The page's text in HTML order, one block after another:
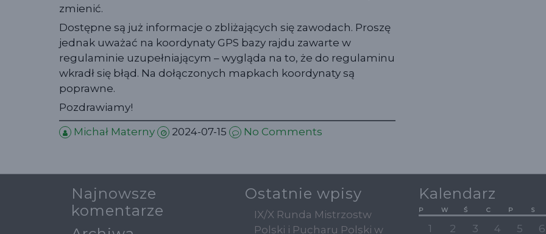
zmienić.
Dostępne są już informacje o zbliżających się zawodach. Proszę
jednak uważać na koordynaty GPS bazy rajdu zawarte w
regulaminie uzupełniającym – wygląda na to, że do regulaminu
wkradł się błąd. Na dołączonych mapkach koordynaty są
poprawne.
Pozdrawiamy!
Michał Materny
2024-07-15 No Comments
Najnowsze
komentarze
Ostatnie wpisy
IX/X Runda Mistrzostw
Polski i Pucharu Polski w
Kalendarz
P W Ś C P S
1 2 3 4 5 6